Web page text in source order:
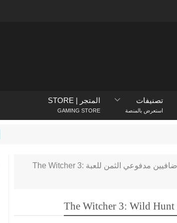
تصنيفات
استعرض بالمنصة
المتجر | STORE
GAMING STORE
الكشف عن محتويين إضافيين مدفوعي الثمن للعبة The Witcher 3: